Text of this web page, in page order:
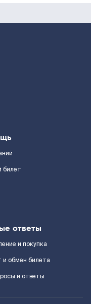
билет
ответы
и покупка
и обмен билета
и ответы